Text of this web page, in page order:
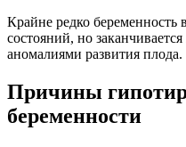
Крайне редко беременность
состояний, но
аномалиями развития плода.
Причины
беременности